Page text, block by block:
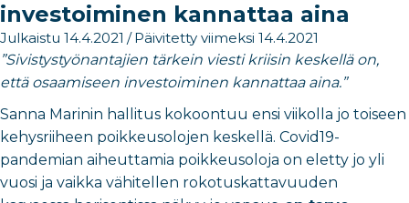
investoiminen kannattaa aina
Julkaistu 14.4.2021 / Päivitetty viimeksi 14.4.2021
”Sivistystyönantajien tärkein viesti kriisin keskellä on,
että osaamiseen investoiminen kannattaa aina.”
Sanna Marinin hallitus kokoontuu ensi viikolla jo toiseen
kehysriiheen poikkeusolojen keskellä. Covid19-
pandemian aiheuttamia poikkeusoloja on eletty jo yli
vuosi ja vaikka vähitellen rokotuskattavuuden